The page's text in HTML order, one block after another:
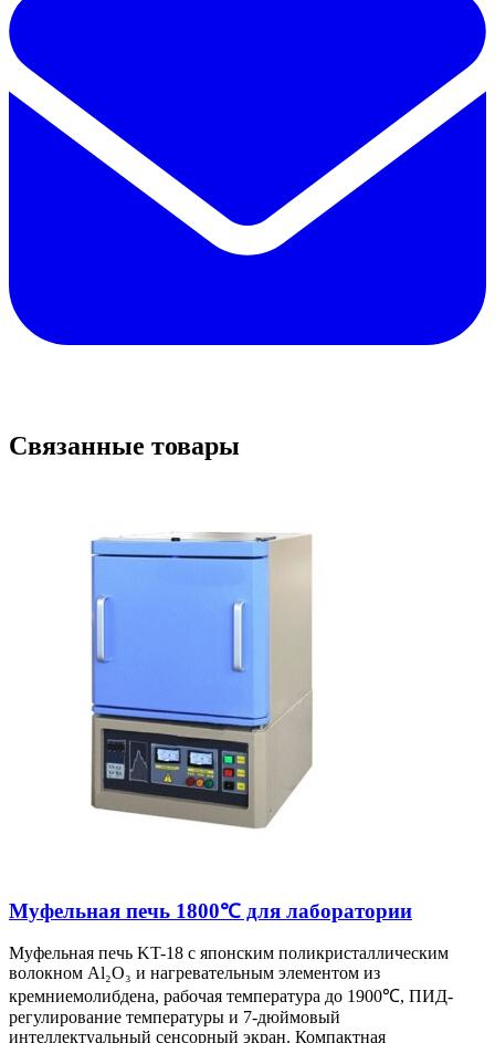
Связанные товары
Муфельная печь 1800℃ для лаборатории
Муфельная печь KT-18 с японским поликристаллическим
волокном Al₂O₃ и нагревательным элементом из
кремниемолибдена, рабочая температура до 1900℃, ПИД-
регулирование температуры и 7-дюймовый
интеллектуальный сенсорный экран. Компактная